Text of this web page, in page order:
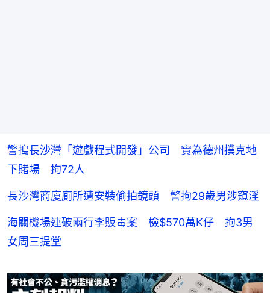
警搗長沙灣「遊戲程式開發」公司 實為德州撲克地
下賭場 拘72人
長沙灣商廈廁所遭安裝偷拍鏡頭 警拘29歲男涉窺淫
海關機場連破兩行李販毒案 檢$570萬K仔 拘3男
女周三提堂